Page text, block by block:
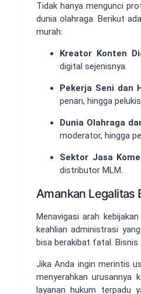
Tidak hanya mengunci
dunia olahraga. Berikut
murah:
Kreator Konten
digital sejenisnya.
Pekerja Seni dan
penari, hingga
Dunia Olahraga
moderator, hingga
Sektor Jasa
distributor MLM.
Amankan Legalitas
Menavigasi arah
keahlian administrasi
bisa berakibat fatal.
Jika Anda ingin merintis
menyerahkan urusannya
layanan hukum terpadu